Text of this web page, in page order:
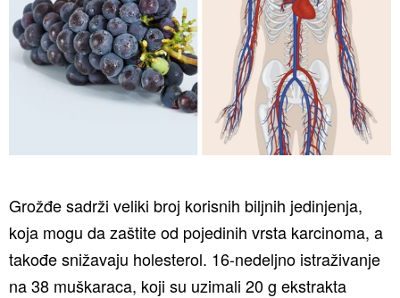
Grožđe sadrži veliki broj korisnih biljnih jedinjenja,
koja mogu da zaštite od pojedinih vrsta karcinoma, a
takođe snižavaju holesterol. 16-nedeljno istraživanje
na 38 muškaraca, koji su uzimali 20 g ekstrakta